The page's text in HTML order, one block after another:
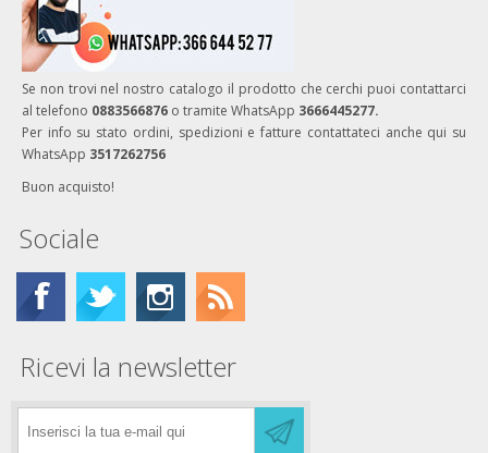
Se non trovi nel nostro catalogo il prodotto che cerchi puoi contattarci
al telefono 0883566876 o tramite WhatsApp 3666445277.
Per info su stato ordini, spedizioni e fatture contattateci anche qui su
WhatsApp 3517262756
Buon acquisto!
Sociale
Ricevi la newsletter